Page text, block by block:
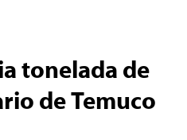
tonelada de
de Temuco